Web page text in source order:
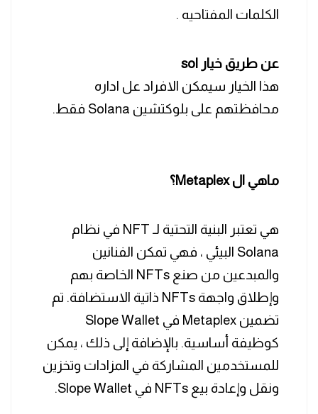
الكلمات المفتاحيه .
عن طريق خيار sol
هذا الخيار سيمكن الافراد عل اداره
محافظتهم على بلوكتشين Solana فقط.
ماهي ال Metaplex؟
هي تعتبر البنية التحتية لـ NFT في نظام
Solana البيئي ، فهي تمكن الفنانين
والمبدعين من صنع NFTs الخاصة بهم
وإطلاق واجهة NFTs ذاتية الاستضافة. تم
تضمين Metaplex في Slope Wallet
كوظيفة أساسية. بالإضافة إلى ذلك ، يمكن
للمستخدمين المشاركة في المزادات وتخزين
ونقل وإعادة بيع NFTs في Slope Wallet.